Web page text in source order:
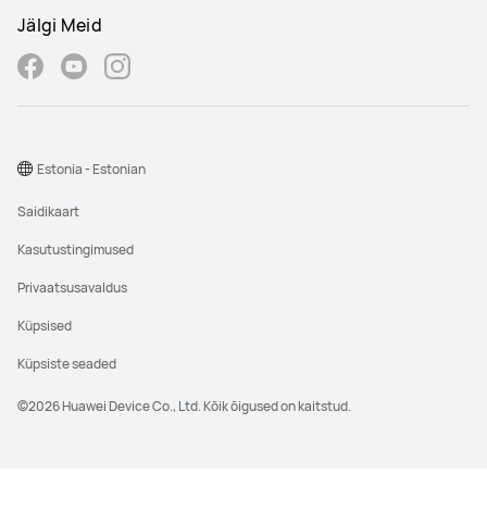
Jälgi Meid
©2026 Huawei Device Co., Ltd. Kõik õigused on kaitstud.
Saidikaart
Kasutustingimused
Privaatsusavaldus
Küpsised
Küpsiste seaded
Estonia - Estonian